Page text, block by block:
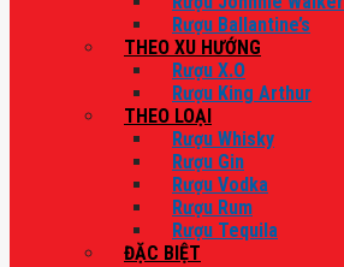
Rượu Ballantine’s
THEO XU HƯỚNG
Rượu X.O
Rượu King Arthur
THEO LOẠI
Rượu Whisky
Rượu Gin
Rượu Vodka
Rượu Rum
Rượu Tequila
ĐẶC BIỆT